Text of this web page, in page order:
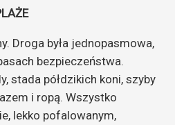
Droga była jednopasmowa,
bezpieczeństwa.
stada półdzikich koni, szyby
i ropą. Wszystko
lekko pofalowanym,